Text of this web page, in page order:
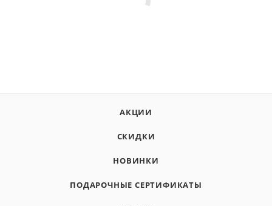
АКЦИИ
СКИДКИ
НОВИНКИ
ПОДАРОЧНЫЕ СЕРТИФИКАТЫ